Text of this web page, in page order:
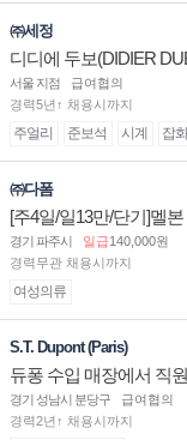
㈜세정
디디에 두보(DIDIER
서울 지점
급여협의
경력5년↑ 채용시까지
주얼리 준보석 시계 잡화
㈜다폼
[주4일/일13만/단기]멜
경기 파주시 일급140,000원
경력무관 채용시까지
여성의류
S.T. Dupont (Paris)
듀퐁 수입 매장에서 직
경기 성남시 분당구
급여협의
경력2년↑ 채용시까지